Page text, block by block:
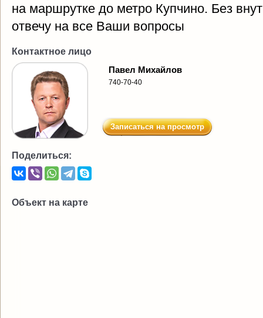
на маршрутке до метро Купчино. Без
отвечу на все Ваши вопросы
Контактное лицо
Павел Михайлов
740-70-40
Записаться на просмотр
Поделиться:
Объект на карте